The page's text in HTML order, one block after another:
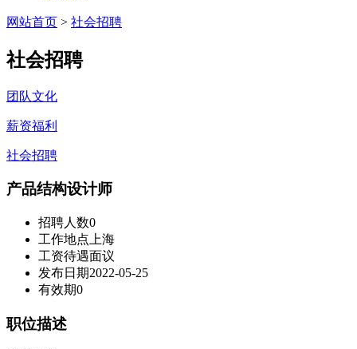
网站首页 > 社会招聘
社会招聘
团队文化
薪资福利
社会招聘
产品结构设计师
招聘人数0
工作地点 上海
工资待遇面议
发布日期2022-05-25
有效期0
职位描述